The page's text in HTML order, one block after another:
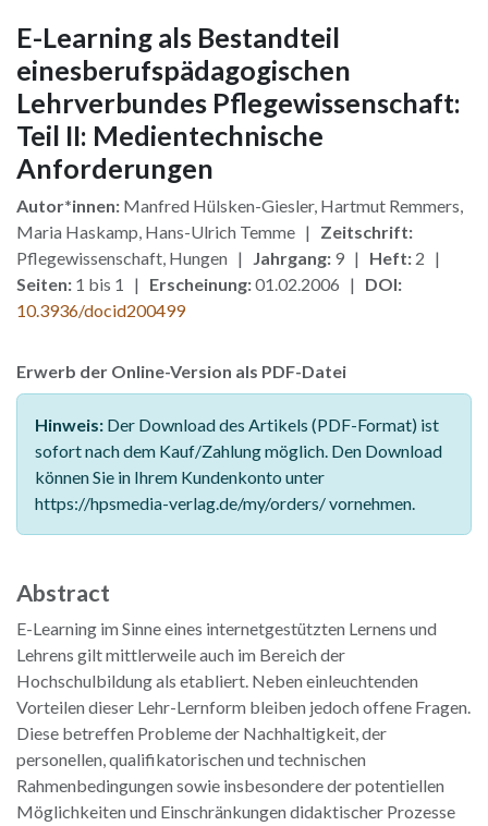
E-Learning als Bestandteil
einesberufspädagogischen
Lehrverbundes Pflegewissenschaft:
Teil II: Medientechnische
Anforderungen
Autor*innen: Manfred Hülsken-Giesler, Hartmut Remmers,
Maria Haskamp, Hans-Ulrich Temme | Zeitschrift:
Pflegewissenschaft, Hungen | Jahrgang: 9 | Heft: 2 |
Seiten: 1 bis 1 | Erscheinung:01.02.2006 | DOI:
10.3936/docid200499
Erwerb der Online-Version als PDF-Datei
Hinweis: Der Download des Artikels (PDF-Format) ist
sofort nach dem Kauf/Zahlung möglich. Den Download
können Sie in Ihrem Kundenkonto unter
https://hpsmedia-verlag.de/my/orders/ vornehmen.
Abstract
E-Learning im Sinne eines internetgestützten Lernens und
Lehrens gilt mittlerweile auch im Bereich der
Hochschulbildung als etabliert. Neben einleuchtenden
Vorteilen dieser Lehr-Lernform bleiben jedoch offene Fragen.
Diese betreffen Probleme der Nachhaltigkeit, der
personellen, qualifikatorischen und technischen
Rahmenbedingungen sowie insbesondere der potentiellen
Möglichkeiten und Einschränkungen didaktischer Prozesse